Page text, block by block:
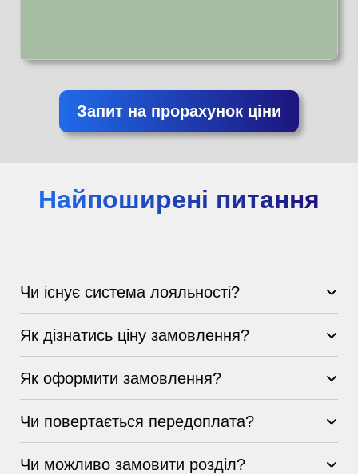
Запит на прорахунок ціни
Найпоширені питання
Чи існує система лояльності?
Як дізнатись ціну замовлення?
Як оформити замовлення?
Чи повертається передоплата?
Чи можливо замовити розділ?